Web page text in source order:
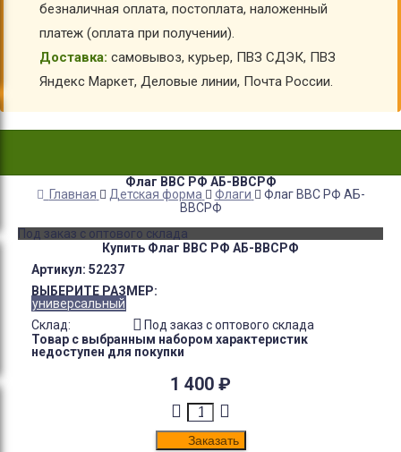
безналичная оплата, постоплата, наложенный
платеж (оплата при получении).
Доставка: самовывоз, курьер, ПВЗ СДЭК, ПВЗ
Яндекс Маркет, Деловые линии, Почта России.
Флаг ВВС РФ АБ-ВВСРФ
Главная
Детская форма Флаги
Флаг ВВС РФ АБ-
ВВСРФ
Под заказ с оптового склада
Купить Флаг ВВС РФ АБ-ВВСРФ
Артикул: 52237
ВЫБЕРИТЕ РАЗМЕР:
универсальный
Склад:
Под заказ с оптового склада
Товар с выбранным набором характеристик
недоступен для покупки
1 400 ₽
Заказать